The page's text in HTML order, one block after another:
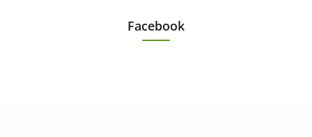
Facebook